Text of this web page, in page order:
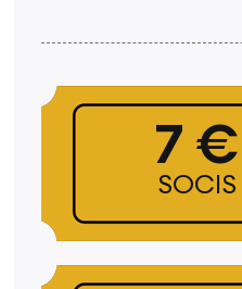
7 €
SOCIS